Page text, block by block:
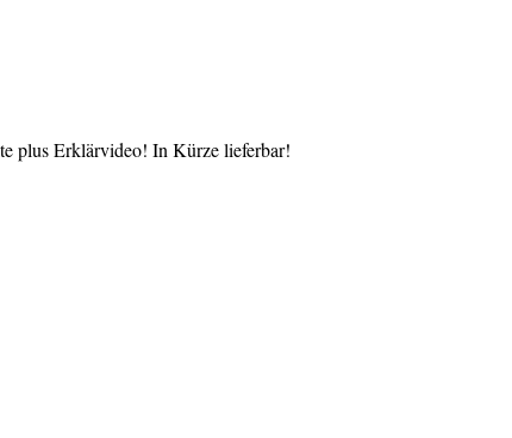
plus Erklärvideo! In Kürze lieferbar!